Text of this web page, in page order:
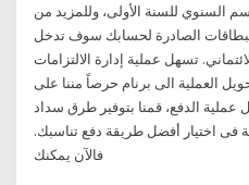
السنوي للسنة الأولى، وللمزيد من
الصادرة لحسابك سوف تدخل
تسهل عملية إدارة الالتزامات
العملية الى برنام حرصاً مننا على
الدفع، قمنا بتوفير طرق سداد
فى اختيار أفضل طريقة دفع تناسبك.